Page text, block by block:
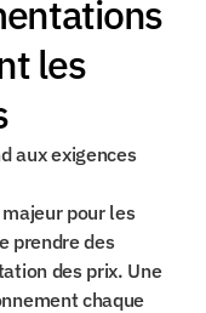
les
aux exigences
pour les
prendre des
des prix. Une
chaque